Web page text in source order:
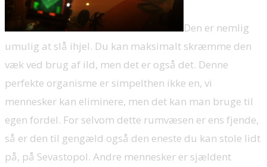
Den er nemlig
umulig at slå ihjel. Du kan maksimalt skræmme den
væk ved brug af ild, men det er også det. Denne
perfekte organisme er simpelthen ikke en, vi
mennesker kan eliminere, men det kan man bruge til
egen fordel. For selvom dette rumvæsen er ens fjende,
så er den til gengæld også den eneste du kan stole lidt
på, på Sevastopol. Andre mennesker er sjældent